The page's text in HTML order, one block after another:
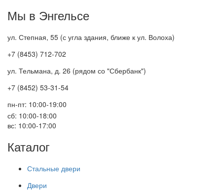
Мы в Энгельсе
ул. Степная, 55 (с угла здания, ближе к ул. Волоха)
+7 (8453) 712-702
ул. Тельмана, д. 26 (рядом со "Сбербанк")
+7 (8452) 53-31-54
пн-пт: 10:00-19:00
сб: 10:00-18:00
вс: 10:00-17:00
Каталог
Стальные двери
Двери